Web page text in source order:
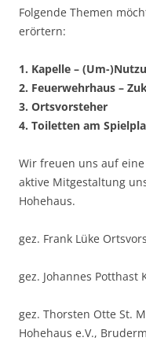
Folgende Themen
erörtern:
1. Kapelle – (Um-
2. Feuerwehrhaus –
3. Ortsvorsteher
4. Toiletten am
Wir freuen uns auf
aktive Mitgestaltung
Hohehaus.
gez. Frank Lüke
gez. Johannes
gez. Thorsten Otte St.
Hohehaus e.V.,